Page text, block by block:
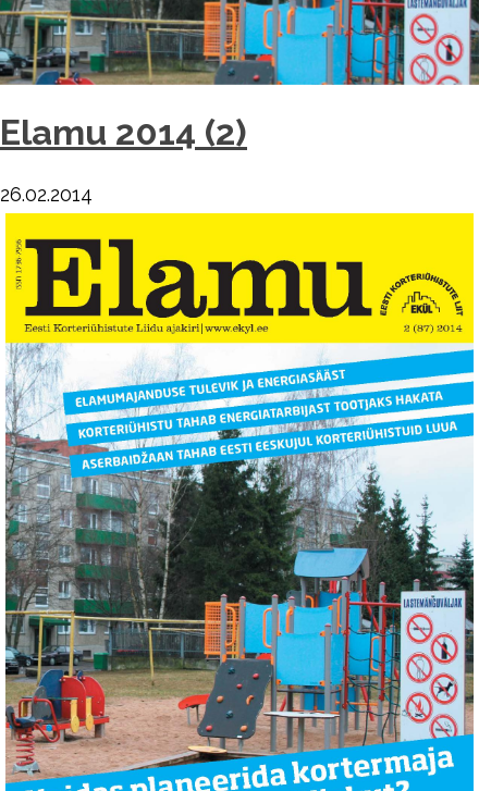
Elamu 2014 (2)
26.02.2014